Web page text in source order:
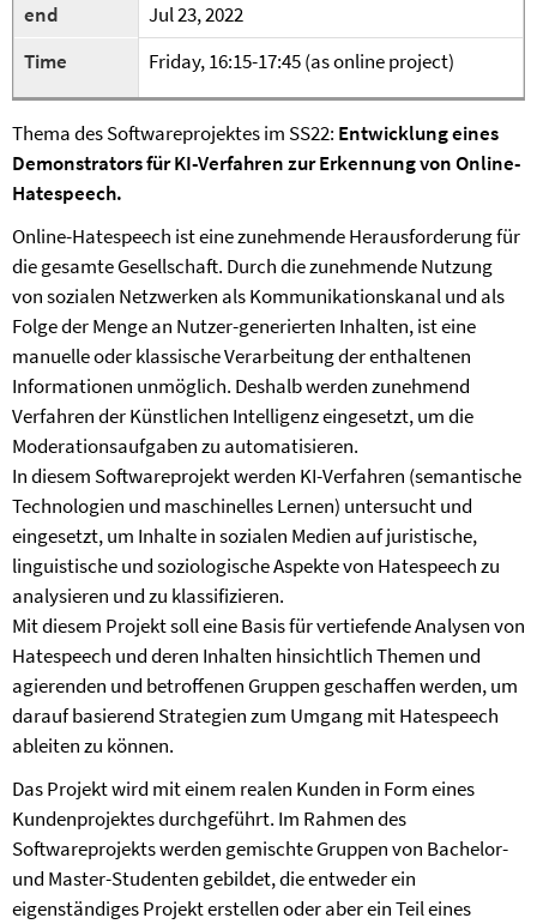
end
Jul 23, 2022
Time
Friday, 16:15-17:45 (as online project)
Thema des Softwareprojektes im SS22: Entwicklung eines
Demonstrators für KI-Verfahren zur Erkennung von Online-
Hatespeech.
Online-Hatespeech ist eine zunehmende Herausforderung für
die gesamte Gesellschaft. Durch die zunehmende Nutzung
von sozialen Netzwerken als Kommunikationskanal und als
Folge der Menge an Nutzer-generierten Inhalten, ist eine
manuelle oder klassische Verarbeitung der enthaltenen
Informationen unmöglich. Deshalb werden zunehmend
Verfahren der Künstlichen Intelligenz eingesetzt, um die
Moderationsaufgaben zu automatisieren.
In diesem Softwareprojekt werden KI-Verfahren (semantische
Technologien und maschinelles Lernen) untersucht und
eingesetzt, um Inhalte in sozialen Medien auf juristische,
linguistische und soziologische Aspekte von Hatespeech zu
analysieren und zu klassifizieren.
Mit diesem Projekt soll eine Basis für vertiefende Analysen von
Hatespeech und deren Inhalten hinsichtlich Themen und
agierenden und betroffenen Gruppen geschaffen werden, um
darauf basierend Strategien zum Umgang mit Hatespeech
ableiten zu können.
Das Projekt wird mit einem realen Kunden in Form eines
Kundenprojektes durchgeführt. Im Rahmen des
Softwareprojekts werden gemischte Gruppen von Bachelor-
und Master-Studenten gebildet, die entweder ein
eigenständiges Projekt erstellen oder aber ein Teil eines